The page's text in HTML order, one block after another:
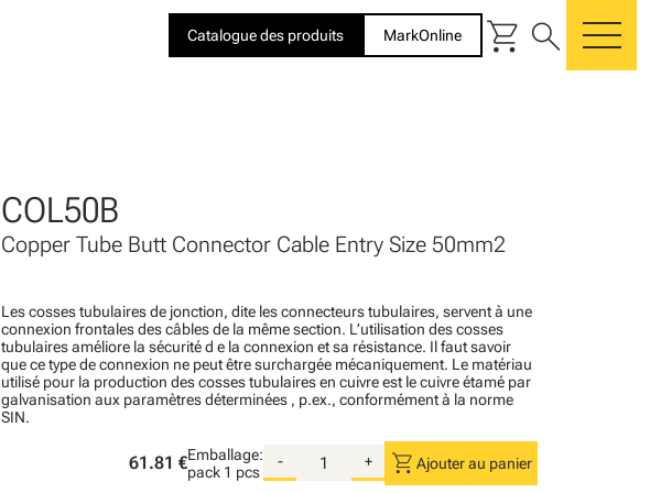
Catalogue des produits MarkOnline shopping_cart search
COL50B
Copper Tube Butt Connector Cable Entry Size 50mm2
Les cosses tubulaires de jonction, dite les connecteurs tubulaires, servent à une
connexion frontales des câbles de la même section. L’utilisation des cosses
tubulaires améliore la sécurité d e la connexion et sa résistance. Il faut savoir
que ce type de connexion ne peut être surchargée mécaniquement. Le matériau
utilisé pour la production des cosses tubulaires en cuivre est le cuivre étamé par
galvanisation aux paramètres déterminées , p.ex., conformément à la norme
SIN.
61.81 €Emballage:
pack 1 pcs
- + shopping_cart Ajouter au panier